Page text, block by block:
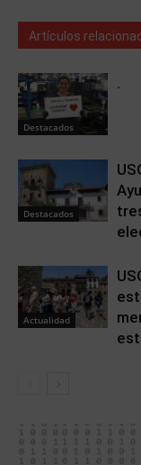
Artículos
Destacados
.
Destacados
Actualidad